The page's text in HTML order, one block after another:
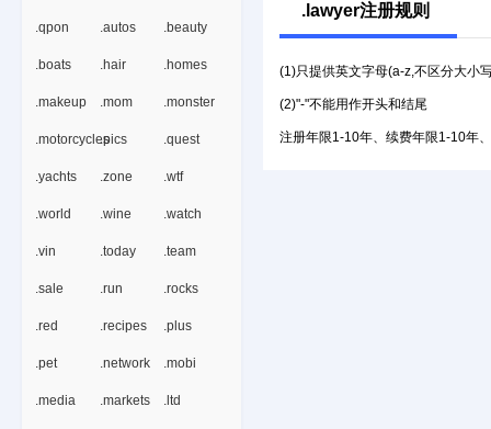
.qpon .autos .beauty
.boats .hair .homes
.makeup .mom .monster
.motorcycles.pics .quest
.yachts .zone .wtf
.world .wine .watch
.vin .today .team
.sale .run .rocks
.red .recipes .plus
.pet .network .mobi
.media .markets .ltd
.lawyer注册规则
(1)只提供英文字母(a-z,不区分大小
(2)"-"不能用作开头和结尾
注册年限1-10年、续费年限1-10年